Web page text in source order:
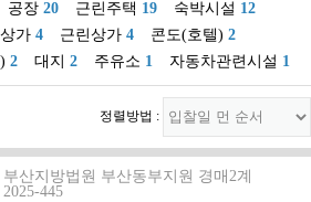
공장 20 근린주택 19 숙박시설 12
상가 4 근린상가 4 콘도(호텔) 2
2 대지 2 주유소 1 자동차관련시설 1
정렬방법 :
부산지방법원 부산동부지원 경매2계
2025-445